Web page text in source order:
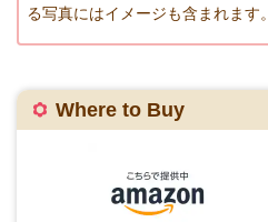
る写真にはイメージも含まれます。
Where to Buy